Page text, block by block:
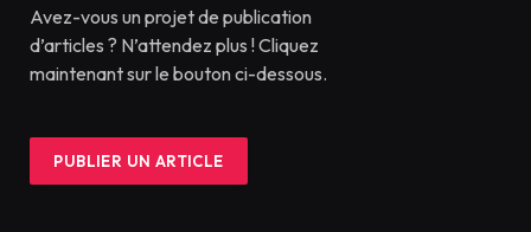
Avez-vous un projet de publication
d’articles ? N’attendez plus ! Cliquez
maintenant sur le bouton ci-dessous.
PUBLIER UN ARTICLE